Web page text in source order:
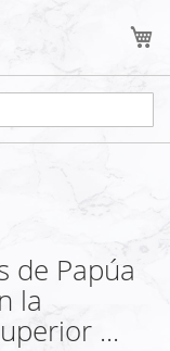
de Papúa
la
...